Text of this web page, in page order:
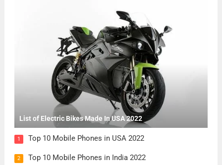
List of Electric Bikes Made In USA 2022
1 Top 10 Mobile Phones in USA 2022
2 Top 10 Mobile Phones in India 2022